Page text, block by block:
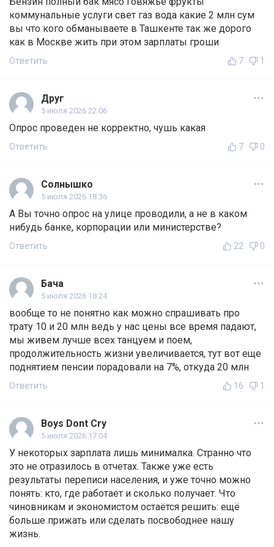
коммунальные услуги свет газ вода какие 2 млн сум
вы что кого обманываете в Ташкенте так же дорого
как в Москве жить при этом зарплаты гроши
Ответить 7 1
Друг
5 июля 2026 22:06
Опрос проведен не корректно, чушь какая
Ответить 7 0
Солнышко
5 июля 2026 18:36
А Вы точно опрос на улице проводили, а не в каком
нибудь банке, корпорации или министерстве?
Ответить 22 0
Бача
5 июля 2026 18:24
вообще то не понятно как можно спрашивать про
трату 10 и 20 млн ведь у нас цены все время падают,
мы живем лучше всех танцуем и поем,
продолжительность жизни увеличивается, тут вот еще
поднятием пенсии порадовали на 7%, откуда 20 млн
Ответить 16 1
Boys Dont Cry
5 июля 2026 17:04
У некоторых зарплата лишь минималка. Странно что
это не отразилось в отчетах. Также уже есть
результаты переписи населения, и уже точно можно
понять: кто, где работает и сколько получает. Что
чиновникам и экономистом остаётся решить: ещё
больше прижать или сделать посвободнее нашу
жизнь.